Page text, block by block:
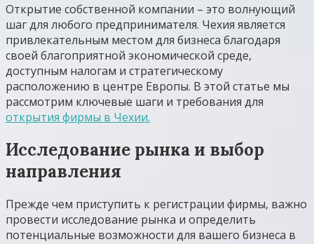
Открытие собственной компании – это волнующий
шаг для любого предпринимателя. Чехия является
привлекательным местом для бизнеса благодаря
своей благоприятной экономической среде,
доступным налогам и стратегическому
расположению в центре Европы. В этой статье мы
рассмотрим ключевые шаги и требования для
открытия фирмы в Чехии.
Исследование рынка и выбор
направления
Прежде чем приступить к регистрации фирмы, важно
провести исследование рынка и определить
потенциальные возможности для вашего бизнеса в